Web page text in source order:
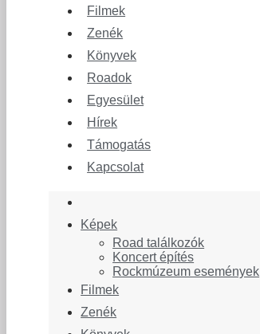
Filmek
Zenék
Könyvek
Roadok
Egyesület
Hírek
Támogatás
Kapcsolat
Képek
Road találkozók
Koncert építés
Rockmúzeum események
Filmek
Zenék